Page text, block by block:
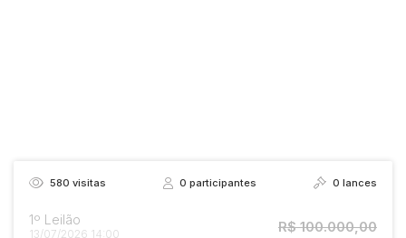
580 visitas 0 participantes 0 lances
1º Leilão
13/07/2026 14:00 R$ 100.000,00